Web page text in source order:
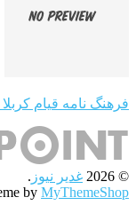
فرهنگ نامه قیام
© 2026 غدیر نیوز .
by MyThemeShop